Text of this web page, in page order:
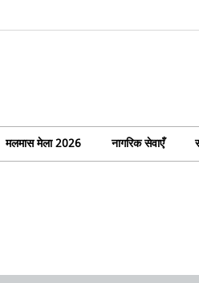
मलमास मेला 2026 नागरिक सेवाएँ